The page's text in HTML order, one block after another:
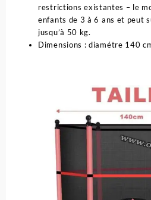
restrictions existantes – le
enfants de 3 à 6 ans et peut
jusqu’à 50 kg.
Dimensions : diamétre 140